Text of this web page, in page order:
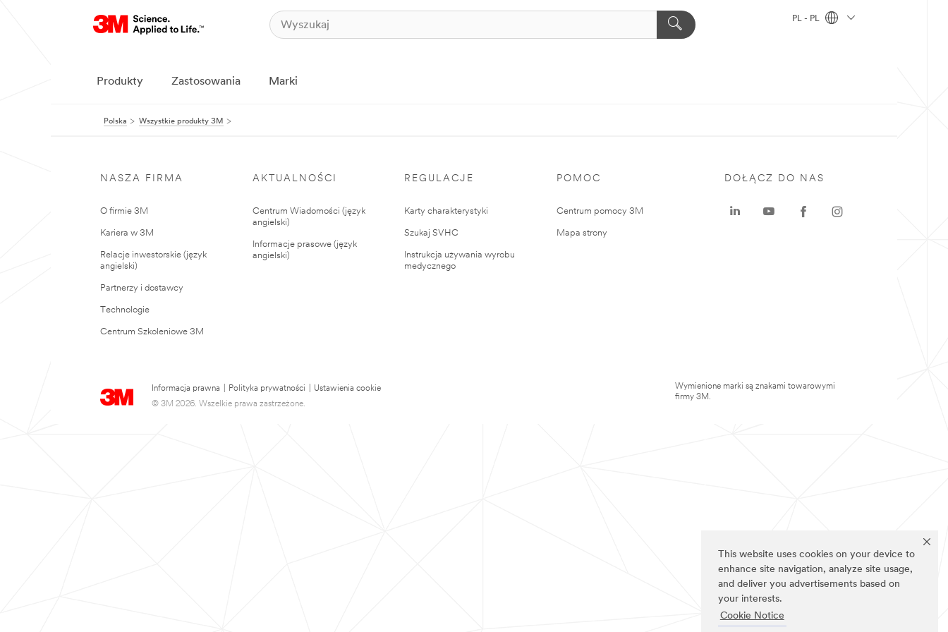
This website uses cookies on your device to
enhance site navigation, analyze site usage,
and deliver you advertisements based on
your interests.
Cookie Notice
PL - PL
Produkty Zastosowania Marki
Polska Wszystkie produkty 3M
NASZA FIRMA
O firmie 3M
Kariera w 3M
Relacje inwestorskie (język
angielski)
Partnerzy i dostawcy
Technologie
Centrum Szkoleniowe 3M
AKTUALNOŚCI
Centrum Wiadomości (język
angielski)
Informacje prasowe (język
angielski)
REGULACJE
Karty charakterystyki
Szukaj SVHC
Instrukcja używania wyrobu
medycznego
POMOC
Centrum pomocy 3M
Mapa strony
Informacja prawna Polityka prywatności
Ustawienia cookie
© 3M 2026. Wszelkie prawa zastrzeżone.
DOŁĄCZ DO NAS
Wymienione marki są znakami towarowymi
firmy 3M.